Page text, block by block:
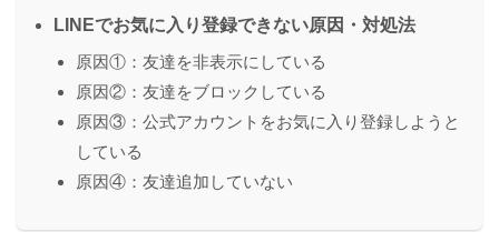
LINEでお気に入り登録できない原因・対処法
原因①：友達を非表示にしている
原因②：友達をブロックしている
原因③：公式アカウントをお気に入り登録しようと
している
原因④：友達追加していない